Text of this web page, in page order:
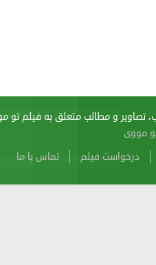
sitemap Atom Cache